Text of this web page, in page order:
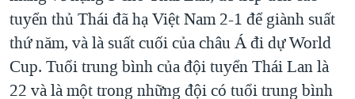
tuyển thủ Thái đã hạ Việt Nam 2-1 để giành suất
thứ năm, và là suất cuối của châu Á đi dự World
Cup. Tuổi trung bình của đội tuyển Thái Lan là
22 và là một trong những đội có tuổi trung bình